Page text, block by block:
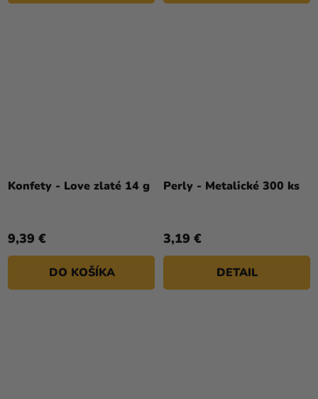
Konfety - Love zlaté 14 g
9,39 €
DO KOŠÍKA
Perly - Metalické 300 ks
3,19 €
DETAIL